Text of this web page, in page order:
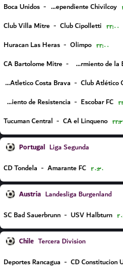
Boca Unidos - Independiente Chivilcoy
Club Villa Mitre - Club Cipolletti ۲۲:۰۰
Huracan Las Heras - Olimpo ۲۲:۰۰
CA Bartolome Mitre - CA Sarmiento de la Banda
Club Atletico Costa Brava - Club Atlético
CA Sarmiento de Resistencia - Escobar FC
Tucuman Central - CA el Linqueno
Portugal Liga Segunda
CD Tondela - Amarante FC ۲۰:۳۰
Austria Landesliga Burgenland
SC Bad Sauerbrunn - USV Halbturn
Chile Tercera Division
Deportes Rancagua - CD Constitucion